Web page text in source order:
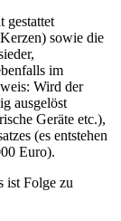
gestattet
sowie die
im
Wird der
ausgelöst
Geräte etc.),
(es entstehen
Euro).
ist Folge zu